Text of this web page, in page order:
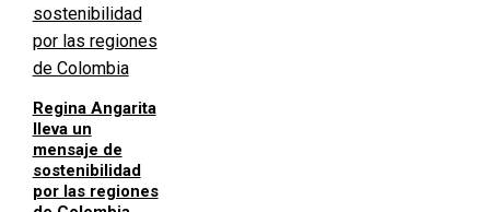
Regina Angarita
lleva un
mensaje de
sostenibilidad
por las regiones